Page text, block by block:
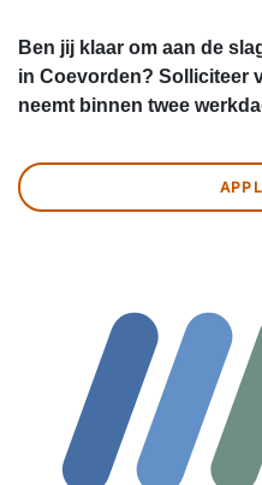
Ben jij klaar om aan de
in Coevorden? Solliciteer
neemt binnen twee